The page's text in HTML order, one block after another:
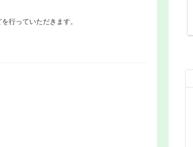
行っていただきます。